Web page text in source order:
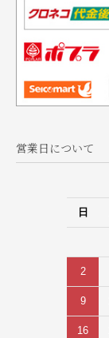
営業日について
日
2
9
16